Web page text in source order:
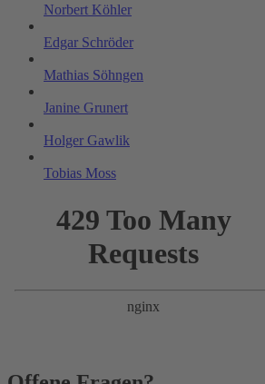
Norbert Köhler
Edgar Schröder
Mathias Söhngen
Janine Grunert
Holger Gawlik
Tobias Moss